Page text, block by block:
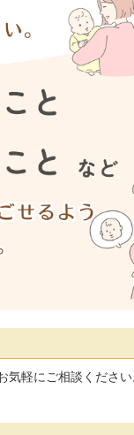
気軽にご相談くださ